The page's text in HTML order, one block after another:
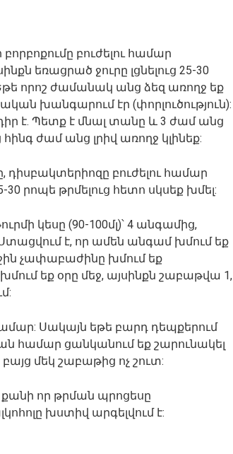
բուժելու համար
եռացրած ջուրը լցնելուց 25-30
որոշ ժամանակ անց ձեզ առողջ եք
խանգարում էր (փորլուծություն):
է. Պետք է մնալ տանը և 3 ժամ անց
հինգ ժամ անց լրիվ առողջ կլինեք:
բուժելու համար
րոպե թրմելուց հետո սկսեք խմել:
կեսը (90-100մլ)՝ 4 անգամից,
է, որ ամեն անգամ խմում եք
չափաբաժինը խմում եք
եք օրը մեջ, այսինքն շաբաթվա 1,
Սակայն եթե բարդ դեպքերում
համար ցանկանում եք շարունակել
մեկ շաբաթից ոչ շուտ:
քանի որ թրման պրոցեսը
խստիվ արգելվում է: